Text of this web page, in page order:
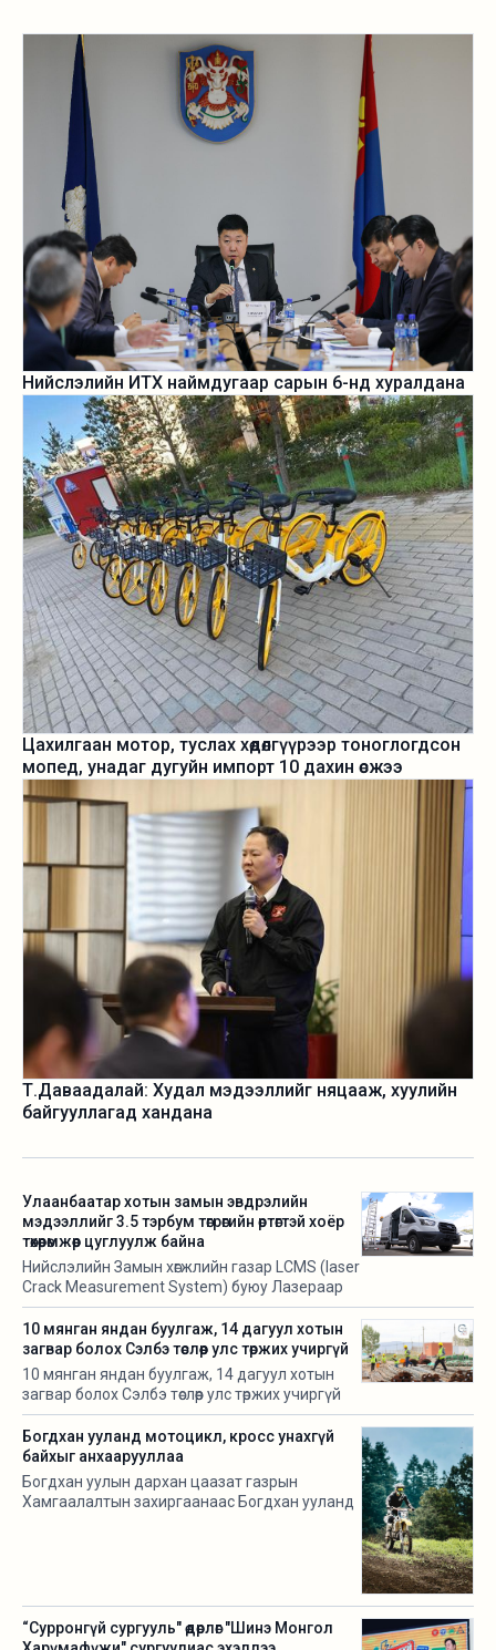
Нийслэлийн ИТХ наймдугаар сарын 6-нд хуралдана
Цахилгаан мотор, туслах хөдөлгүүрээр тоноглогдсон
мопед, унадаг дугуйн импорт 10 дахин өсжээ
Т.Даваадалай: Худал мэдээллийг няцааж, хуулийн
байгууллагад хандана
Улаанбаатар хотын замын эвдрэлийн
мэдээллийг 3.5 тэрбум төгрөгийн өртөгтэй хоёр
төхөөрөмжөөр цуглуулж байна
Нийслэлийн Замын хөгжлийн газар LCMS (laser
Crack Measurement System) буюу Лазераар
замын эвдрэлийг хэмжигч төхөөрөмж нэвтрүүлж
байгаа талаараа өнгөрсөн оны есдүгээр сард
мэдээлж байв. Харин тус төхөөрөмж 3.5 тэрбум
орчим төгрөгийн өртөгтэй аж.
10 мянган яндан буулгаж, 14 дагуул хотын
загвар болох Сэлбэ төслөөр улс төржих учиргүй
10 мянган яндан буулгаж, 14 дагуул хотын
загвар болох Сэлбэ төслөөр улс төржих учиргүй
Богдхан ууланд мотоцикл, кросс унахгүй
байхыг анхаарууллаа
Богдхан уулын дархан цаазат газрын
Хамгаалалтын захиргаанаас Богдхан ууланд
“Сурронгүй сургууль" өдөрлөг "Шинэ Монгол